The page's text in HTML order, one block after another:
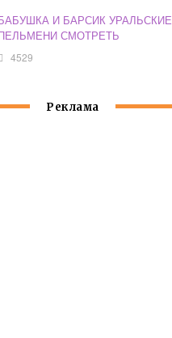
И БАРСИК УРАЛЬСКИЕ
СМОТРЕТЬ
4529
Реклама